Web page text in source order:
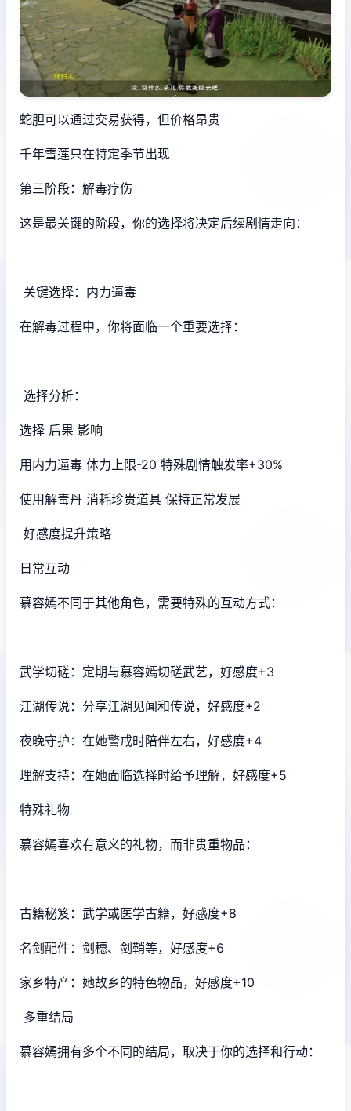
蛇胆可以通过交易获得，但价格昂贵
千年雪莲只在特定季节出现
第三阶段：解毒疗伤
这是最关键的阶段，你的选择将决定后续剧情走向：
关键选择：内力逼毒
在解毒过程中，你将面临一个重要选择：
选择分析：
选择 后果 影响
用内力逼毒 体力上限-20 特殊剧情触发率+30%
使用解毒丹 消耗珍贵道具 保持正常发展
好感度提升策略
日常互动
慕容嫣不同于其他角色，需要特殊的互动方式：
武学切磋：定期与慕容嫣切磋武艺，好感度+3
江湖传说：分享江湖见闻和传说，好感度+2
夜晚守护：在她警戒时陪伴左右，好感度+4
理解支持：在她面临选择时给予理解，好感度+5
特殊礼物
慕容嫣喜欢有意义的礼物，而非贵重物品：
古籍秘笈：武学或医学古籍，好感度+8
名剑配件：剑穗、剑鞘等，好感度+6
家乡特产：她故乡的特色物品，好感度+10
多重结局
慕容嫣拥有多个不同的结局，取决于你的选择和行动：